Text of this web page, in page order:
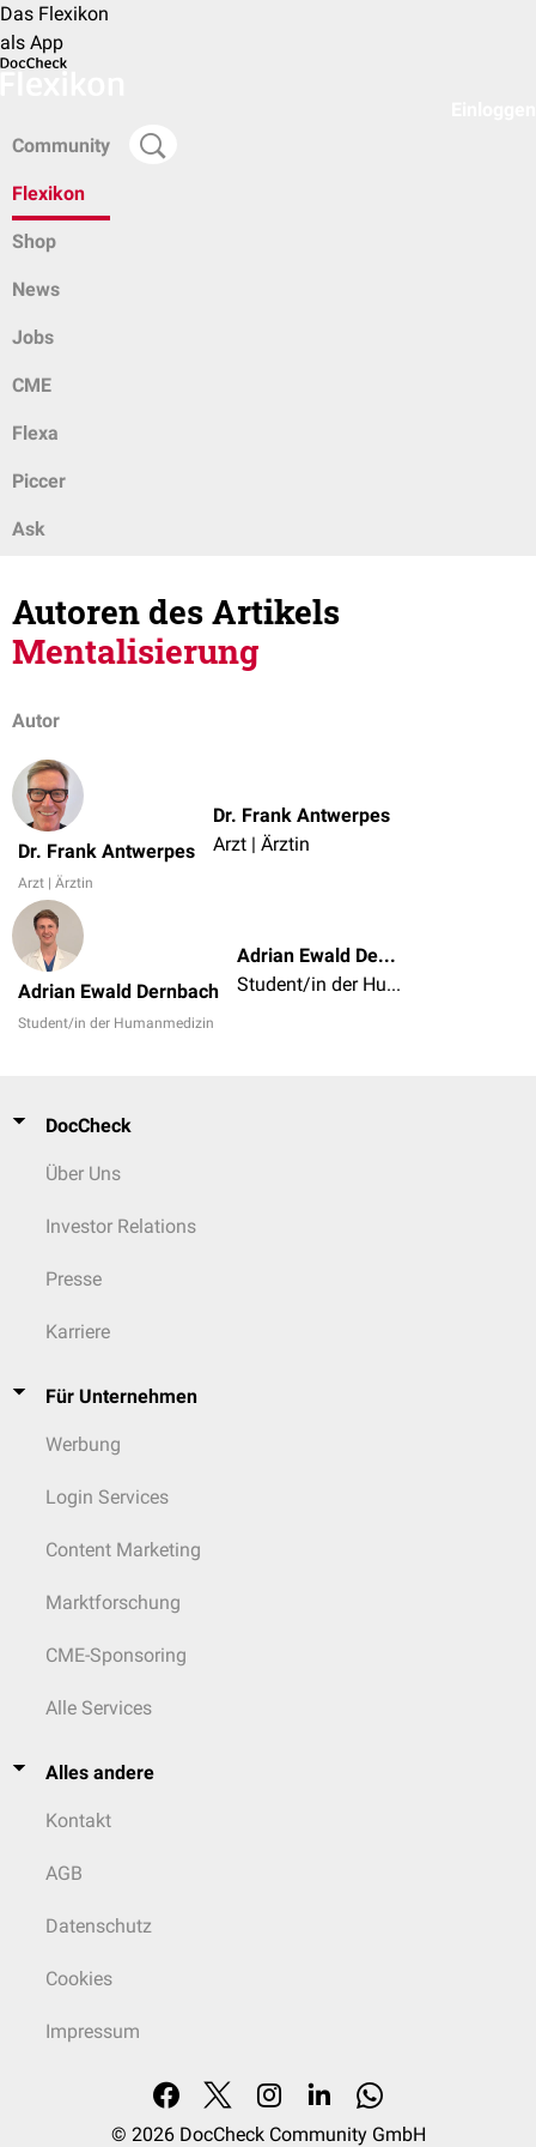
Das Flexikon
als App
Community
Flexikon
Shop
News
Jobs
CME
Flexa
Piccer
Ask
Autoren des Artikels
Mentalisierung
Autor
Dr. Frank Antwerpes
Arzt | Ärztin
Dr. Frank Antwerpes
Arzt | Ärztin
Adrian Ewald Dernbach
Student/in der Humanmedizin
Adrian Ewald Dernbach
Student/in der Humanmedizin
DocCheck
Über Uns
Investor Relations
Presse
Karriere
Für Unternehmen
Werbung
Login Services
Content Marketing
Marktforschung
CME-Sponsoring
Alle Services
Alles andere
Kontakt
AGB
Datenschutz
Cookies
Impressum
© 2026 DocCheck Community GmbH